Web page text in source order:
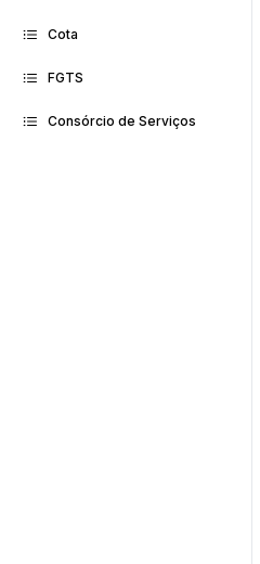
Cota
FGTS
Consórcio de Serviços